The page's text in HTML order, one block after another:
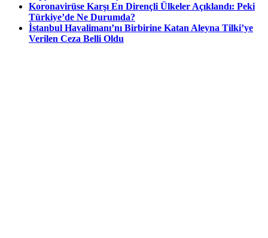
Koronavirüse Karşı En Dirençli Ülkeler Açıklandı: Peki
Türkiye’de Ne Durumda?
İstanbul Havalimanı’nı Birbirine Katan Aleyna Tilki’ye
Verilen Ceza Belli Oldu